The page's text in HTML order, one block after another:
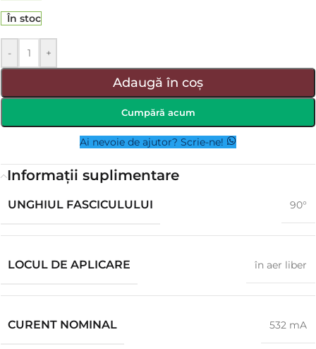
În stoc
- +
Adaugă în coș
Cumpără acum
Ai nevoie de ajutor? Scrie-ne!
Informații suplimentare
UNGHIUL FASCICULULUI 90°
LOCUL DE APLICARE în aer liber
CURENT NOMINAL 532 mA